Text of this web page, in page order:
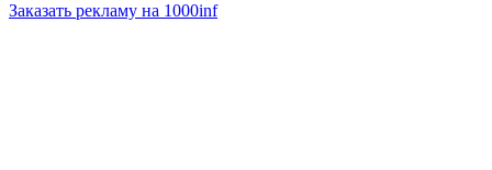
Заказать рекламу на 1000inf